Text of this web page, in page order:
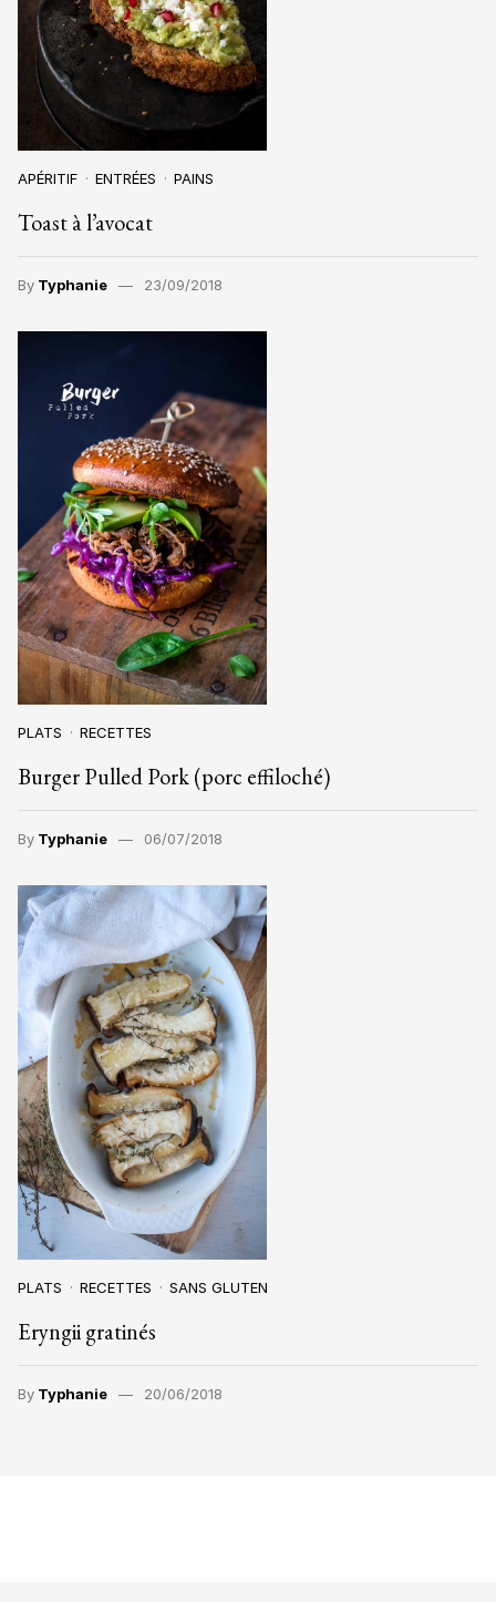
APÉRITIF ENTRÉES PAINS
Toast à l’avocat
By Typhanie 23/09/2018
PLATS RECETTES
Burger Pulled Pork (porc effiloché)
By Typhanie 06/07/2018
PLATS RECETTES SANS GLUTEN
Eryngii gratinés
By Typhanie 20/06/2018